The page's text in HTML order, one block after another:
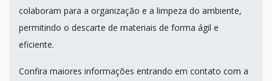
colaboram para a organização e a limpeza do ambiente,
permitindo o descarte de materiais de forma ágil e
eficiente.
Confira maiores informações entrando em contato com a